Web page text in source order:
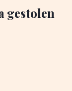
gestolen